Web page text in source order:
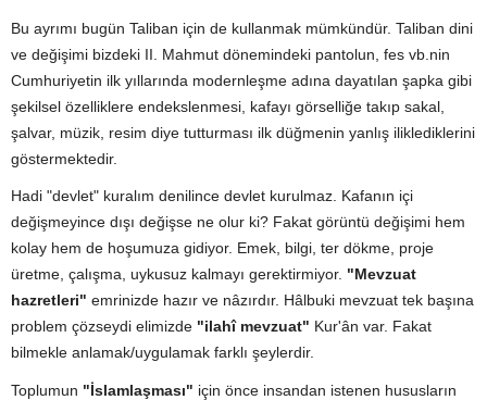
Bu ayrımı bugün Taliban için de kullanmak mümkündür. Taliban dini
ve değişimi bizdeki II. Mahmut dönemindeki pantolun, fes vb.nin
Cumhuriyetin ilk yıllarında modernleşme adına dayatılan şapka gibi
şekilsel özelliklere endekslenmesi, kafayı görselliğe takıp sakal,
şalvar, müzik, resim diye tutturması ilk düğmenin yanlış iliklediklerini
göstermektedir.
Hadi "devlet" kuralım denilince devlet kurulmaz. Kafanın içi
değişmeyince dışı değişse ne olur ki? Fakat görüntü değişimi hem
kolay hem de hoşumuza gidiyor. Emek, bilgi, ter dökme, proje
üretme, çalışma, uykusuz kalmayı gerektirmiyor. "Mevzuat
hazretleri" emrinizde hazır ve nâzırdır. Hâlbuki mevzuat tek başına
problem çözseydi elimizde "ilahî mevzuat" Kur'ân var. Fakat
bilmekle anlamak/uygulamak farklı şeylerdir.
Toplumun "İslamlaşması" için önce insandan istenen hususların